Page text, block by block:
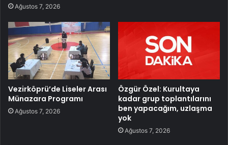
Ağustos 7, 2026
Vezirköprü’de Liseler Arası
Münazara Programı
Ağustos 7, 2026
Özgür Özel: Kurultaya
kadar grup toplantılarını
ben yapacağım, uzlaşma
yok
Ağustos 7, 2026